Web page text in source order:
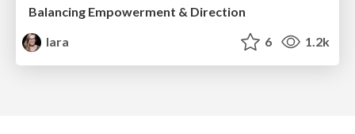
Balancing Empowerment & Direction
lara
6 1.2k